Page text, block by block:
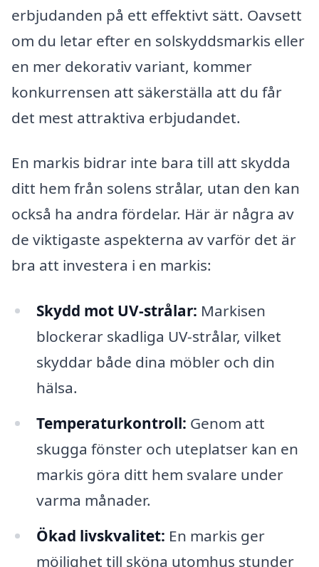
erbjudanden på ett effektivt sätt. Oavsett
om du letar efter en solskyddsmarkis eller
en mer dekorativ variant, kommer
konkurrensen att säkerställa att du får
det mest attraktiva erbjudandet.
En markis bidrar inte bara till att skydda
ditt hem från solens strålar, utan den kan
också ha andra fördelar. Här är några av
de viktigaste aspekterna av varför det är
bra att investera i en markis:
Skydd mot UV-strålar: Markisen
blockerar skadliga UV-strålar, vilket
skyddar både dina möbler och din
hälsa.
Temperaturkontroll: Genom att
skugga fönster och uteplatser kan en
markis göra ditt hem svalare under
varma månader.
Ökad livskvalitet: En markis ger
möjlighet till sköna utomhus stunder